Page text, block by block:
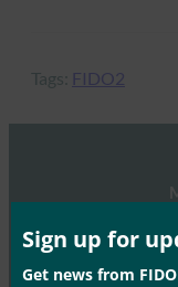
Tags: FIDO2
サイバーセキュ
ティ、認証器、
Sign up for
Get news from